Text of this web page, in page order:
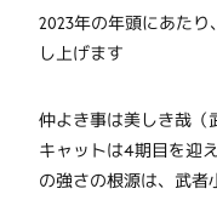
2023年の年頭にあた
し上げます
仲よき事は美しき哉（
キャットは4期目を迎
の強さの根源は、武者